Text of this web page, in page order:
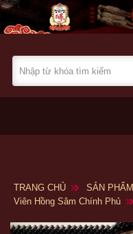
TRANG CHỦ SẢN PHẨM
Viên Hồng Sâm Chính Phủ